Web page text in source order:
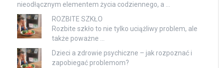
nieodłącznym elementem życia codziennego, a …
ROZBITE SZKŁO
Rozbite szkło to nie tylko uciążliwy problem, ale
także poważne …
Dzieci a zdrowie psychiczne – jak rozpoznać i
zapobiegać problemom?